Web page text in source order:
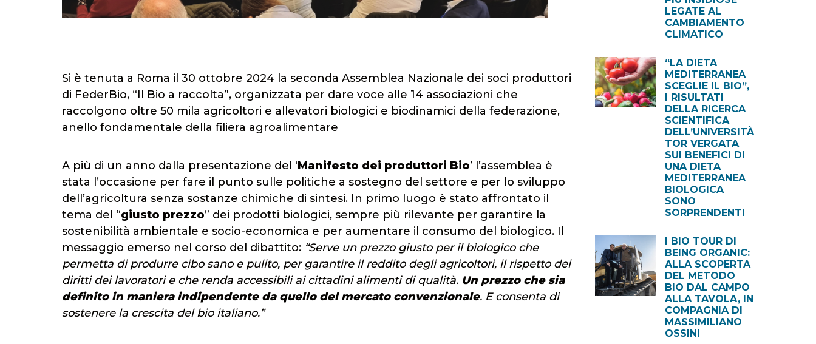
Si è tenuta a Roma il 30 ottobre 2024 la seconda Assemblea Nazionale dei soci produttori
di FederBio, “Il Bio a raccolta”, organizzata per dare voce alle 14 associazioni che
raccolgono oltre 50 mila agricoltori e allevatori biologici e biodinamici della federazione,
anello fondamentale della filiera agroalimentare
A più di un anno dalla presentazione del ‘Manifesto dei produttori Bio’ l’assemblea è
stata l’occasione per fare il punto sulle politiche a sostegno del settore e per lo sviluppo
dell’agricoltura senza sostanze chimiche di sintesi. In primo luogo è stato affrontato il
tema del “giusto prezzo” dei prodotti biologici, sempre più rilevante per garantire la
sostenibilità ambientale e socio-economica e per aumentare il consumo del biologico. Il
messaggio emerso nel corso del dibattito: “Serve un prezzo giusto per il biologico che
permetta di produrre cibo sano e pulito, per garantire il reddito degli agricoltori, il rispetto dei
diritti dei lavoratori e che renda accessibili ai cittadini alimenti di qualità. Un prezzo che sia
definito in maniera indipendente da quello del mercato convenzionale. E consenta di
sostenere la crescita del bio italiano.”
LEGATE AL
CAMBIAMENTO
CLIMATICO
“LA DIETA
MEDITERRANEA
SCEGLIE IL BIO”,
I RISULTATI
DELLA RICERCA
SCIENTIFICA
DELL’UNIVERSITÀ
TOR VERGATA
SUI BENEFICI DI
UNA DIETA
MEDITERRANEA
BIOLOGICA
SONO
SORPRENDENTI
I BIO TOUR DI
BEING ORGANIC:
ALLA SCOPERTA
DEL METODO
BIO DAL CAMPO
ALLA TAVOLA, IN
COMPAGNIA DI
MASSIMILIANO
OSSINI